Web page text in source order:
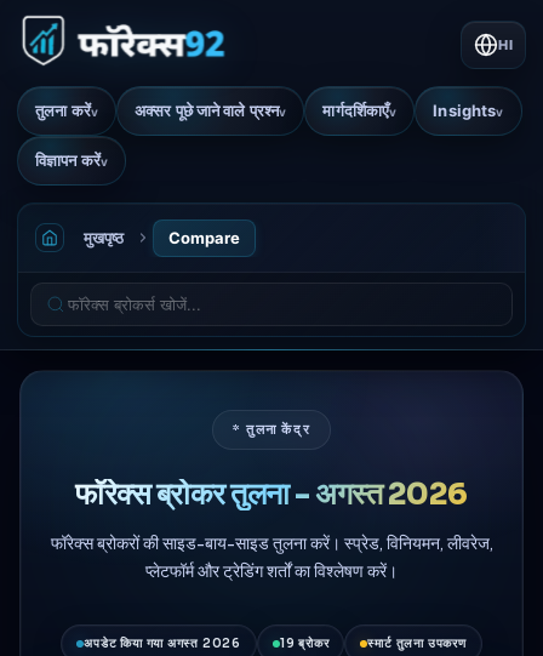
तुलना करेंv अक्सर पूछे जाने वाले प्रश्नv मार्गदर्शिकाएँv Insightsv
विज्ञापन करेंv
HI
मुखपृष्ठ Compare
* तुलना केंद्र
फॉरेक्स ब्रोकर तुलना - अगस्त 2026
फॉरेक्स ब्रोकरों की साइड-बाय-साइड तुलना करें। स्प्रेड, विनियमन, लीवरेज,
प्लेटफॉर्म और ट्रेडिंग शर्तों का विश्लेषण करें।
अपडेट किया गया अगस्त 2026 19 ब्रोकर स्मार्ट तुलना उपकरण